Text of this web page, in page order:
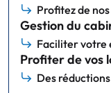
Profitez de
Gestion du
Faciliter votre
Profiter de vos
Des